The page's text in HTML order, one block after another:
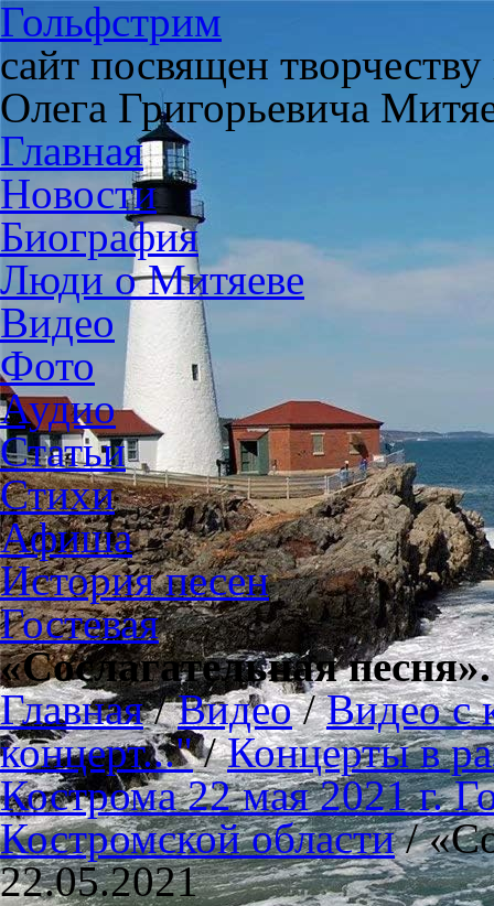
Гольфстрим
сайт посвящен
Олега Григорьевича
Главная
Новости
Биография
Люди о Митяеве
Видео
Фото
Аудио
Статьи
Стихи
Афиша
История песен
Гостевая
«Сослагательная
Главная/Видео/Видео с
концерт..."/Концерты в
Кострома 22 мая 2021 г.
Костромской области/
22.05.2021